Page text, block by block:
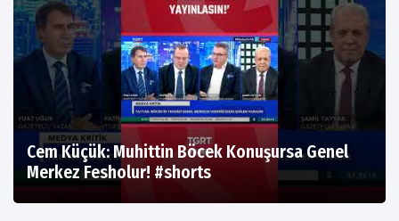
Cem Küçük: Muhittin Böcek Konuşursa Genel
Merkez Fesholur! #shorts